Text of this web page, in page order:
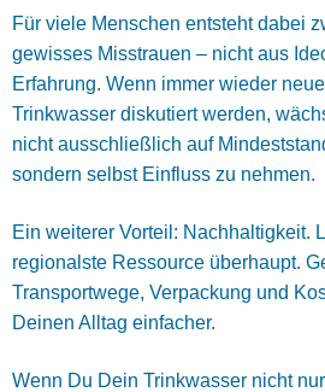
Für viele Menschen entsteht dabei
gewisses Misstrauen – nicht aus
Erfahrung. Wenn immer wieder
Trinkwasser diskutiert werden,
nicht ausschließlich auf
sondern selbst Einfluss zu nehmen.
Ein weiterer Vorteil: Nachhaltigkeit.
regionalste Ressource überhaupt.
Transportwege, Verpackung und
Deinen Alltag einfacher.
Wenn Du Dein Trinkwasser nicht